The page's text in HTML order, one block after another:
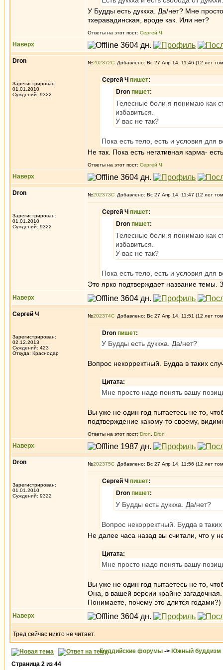
У Будды есть дуккха. Да/нет? Мне
тхеравадинская, вроде как. Или нет?
Ответы на этот пост: Сергей Ч
Наверх
Dron
Зарегистрирован:
01.01.2010
Суждений: 9322
№202372 Добавлено: Вс 27 Апр 14, 11:46 (12 лет
Сергей Ч пишет:
Dron пишет:
Телесные боли я понимаю как
избавиться.
У вас не так?
Пока есть тело, есть и условия для
Не так. Пока есть негативная карма-
Ответы на этот пост: Сергей Ч
Наверх
Dron
Зарегистрирован:
01.01.2010
Суждений: 9322
№202373 Добавлено: Вс 27 Апр 14, 11:47 (12 лет
Сергей Ч пишет:
Dron пишет:
Телесные боли я понимаю как
избавиться.
У вас не так?
Пока есть тело, есть и условия для
Это ярко подтверждает название темы.
Наверх
Сергей Ч
Зарегистрирован:
02.12.2013
Суждений: 423
Откуда: Краснодар
№202374 Добавлено: Вс 27 Апр 14, 11:51 (12 лет
Dron пишет:
У Будды есть дуккха. Да/нет?
Вопрос некорректный. Будда в таких
Цитата:
Мне просто надо понять вашу
Вы уже не один год пытаетесь не то,
подтверждение какому-то своему,
Ответы на этот пост: Dron Dron
Наверх
Dron
Зарегистрирован:
01.01.2010
Суждений: 9322
№202375 Добавлено: Вс 27 Апр 14, 11:56 (12 лет
Сергей Ч пишет:
Dron пишет:
У Будды есть дуккха. Да/нет?
Вопрос некорректный. Будда в
Не далее часа назад вы считали, что у
Цитата:
Мне просто надо понять вашу
Вы уже не один год пытаетесь не то,
Она, в вашей версии крайне
Понимаете, почему это длится годами?)
Наверх
Тред сейчас никто не читает.
Буддийские форумы -> Южный буддизм
Страница 2 из 44